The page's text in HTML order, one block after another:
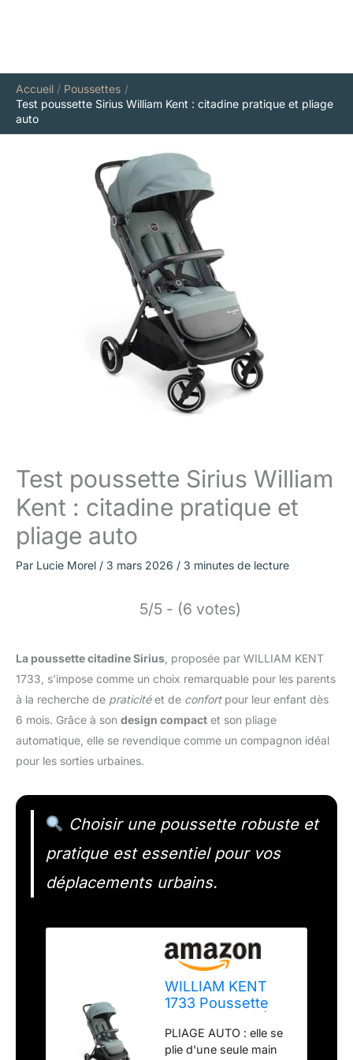
Accueil
Poussettes
Test poussette Sirius William Kent : citadine pratique et pliage
auto
Test poussette Sirius William
Kent : citadine pratique et
pliage auto
Par Lucie Morel / 3 mars 2026 / 3 minutes de lecture
5/5 - (6 votes)
La poussette citadine Sirius , proposée par WILLIAM KENT
1733, s’impose comme un choix remarquable pour les parents
à la recherche de praticitéet de confortpour leur enfant dès
6 mois. Grâce à son design compact et son pliage
automatique, elle se revendique comme un compagnon idéal
pour les sorties urbaines.
Choisir une poussette robuste et
pratique est essentiel pour vos
déplacements urbains.
WILLIAM KENT
1733 Poussette
dès 6 mois et
jusqu'à 22kg |
PLIAGE AUTO : elle se
plie d'une seule main